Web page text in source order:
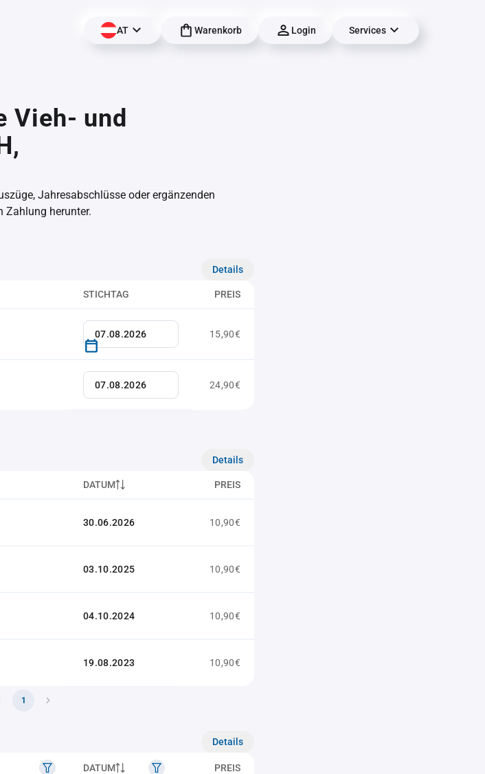
AT Warenkorb Login Services
Vieh- und
Jahresabschlüsse oder ergänzenden
Zahlung herunter.
Details
STICHTAG PREIS
15,90€
24,90€
Details
DATUM PREIS
30.06.2026 10,90€
03.10.2025 10,90€
04.10.2024 10,90€
19.08.2023 10,90€
1
Details
DATUM PREIS